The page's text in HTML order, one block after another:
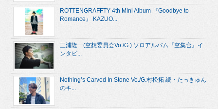
ROTTENGRAFFTY 4th Mini Album 『Goodbye to
Romance』 KAZUO...
三浦隆一(空想委員会Vo./G.) ソロアルバム『空集合』イ
ンタビ...
Nothing’s Carved In Stone Vo./G.村松拓 続・たっきゅん
のキ...